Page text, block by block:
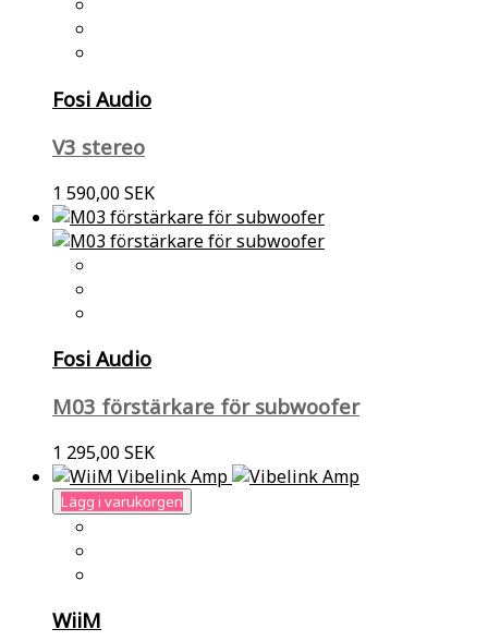
Fosi Audio
V3 stereo
1 590,00 SEK
Fosi Audio
M03 förstärkare för subwoofer
1 295,00 SEK
Lägg i varukorgen
WiiM